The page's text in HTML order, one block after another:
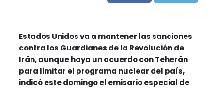
Estados Unidos va a mantener las sanciones
contra los Guardianes de la Revolución de
Irán, aunque haya un acuerdo con Teherán
para limitar el programa nuclear del país,
indicó este domingo el emisario especial de